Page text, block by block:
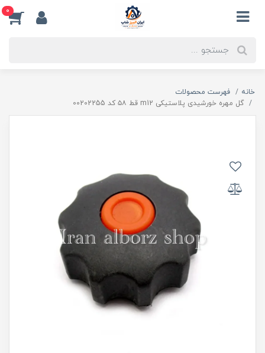
0
خانه
فهرست محصولات
گل مهره خورشیدی پلاستیکی m12 قط ۵۸ کد 00202255